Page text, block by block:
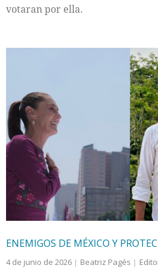
votaran por ella.
ENEMIGOS DE MÉXICO Y
4 de junio de 2026 Beatriz Pagés